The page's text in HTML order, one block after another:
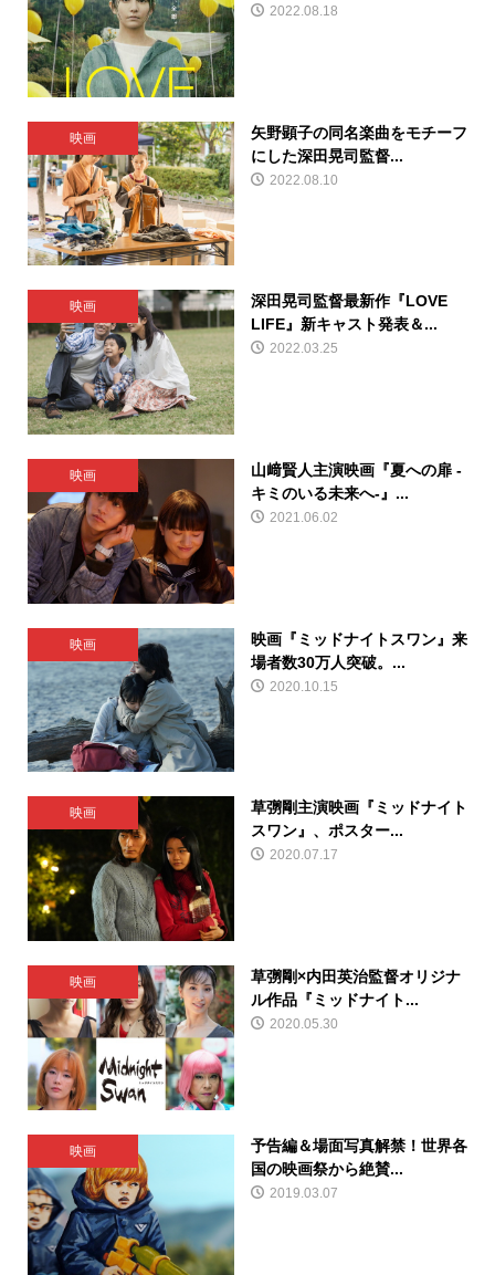
2022.08.18
映画
矢野顕子の同名楽曲をモチーフ
にした深田晃司監督...
2022.08.10
映画
深田晃司監督最新作『LOVE
LIFE』新キャスト発表＆...
2022.03.25
映画
山﨑賢人主演映画『夏への扉 -
キミのいる未来へ-』...
2021.06.02
映画
映画『ミッドナイトスワン』来
場者数30万人突破。...
2020.10.15
映画
草彅剛主演映画『ミッドナイト
スワン』、ポスター...
2020.07.17
映画
草彅剛×内田英治監督オリジナ
ル作品『ミッドナイト...
2020.05.30
映画
予告編＆場面写真解禁！世界各
国の映画祭から絶賛...
2019.03.07